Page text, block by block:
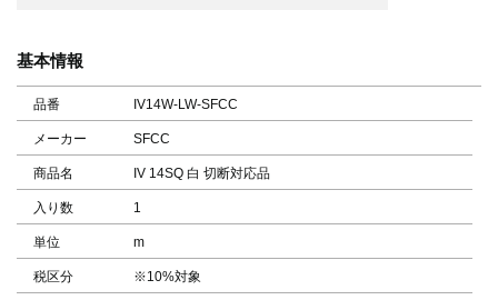
基本情報
品番 IV14W-LW-SFCC
メーカー SFCC
商品名 IV 14SQ 白 切断対応品
入り数 1
単位 m
税区分 ※10%対象